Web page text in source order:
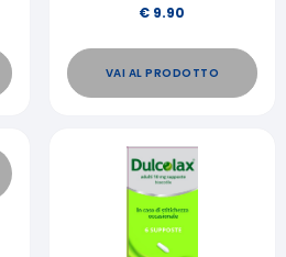
€ 9.90
VAI AL PRODOTTO